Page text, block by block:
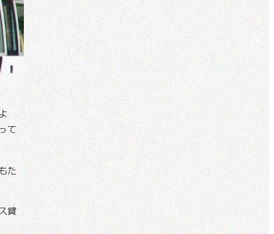
て
た
貸